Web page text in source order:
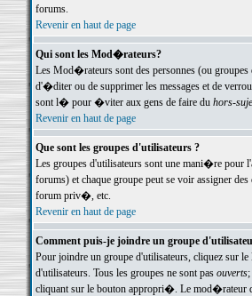
forums.
Revenir en haut de page
Qui sont les Mod�rateurs?
Les Mod�rateurs sont des personnes (ou
d'�diter ou de supprimer les messages et de
sont l� pour �viter aux gens de faire du hors-
Revenir en haut de page
Que sont les groupes d'utilisateurs ?
Les groupes d'utilisateurs sont une mani�re pour
forums) et chaque groupe peut se voir assigner
forum priv�, etc.
Revenir en haut de page
Comment puis-je joindre un groupe
Pour joindre un groupe d'utilisateurs, cliquez sur le
d'utilisateurs. Tous les groupes ne sont pas ouverts;
cliquant sur le bouton appropri�. Le mod�rateur